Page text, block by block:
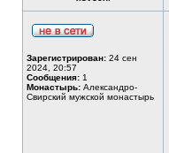
Зарегистрирован: 24 сен
2024, 20:57
Сообщения: 1
Монастырь: Александро-
Свирский мужской монастырь